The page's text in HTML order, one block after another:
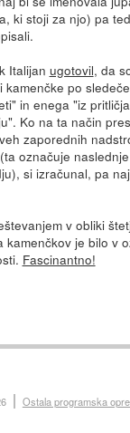
ki stoji za njo) pa
Italijan ugotovil, da
po
in enega "iz
Ko na ta način
zaporednih
označuje
si izračunal, pa
v obliki
je bilo v
Fascinantno!
Ostala programska